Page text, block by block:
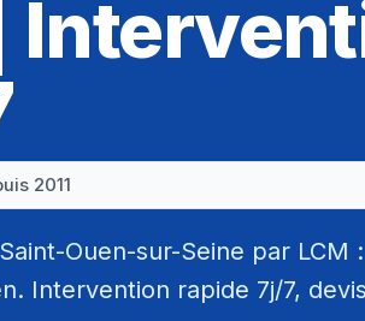
2011
Ouen-sur-Seine par LCM
Intervention rapide 7j/7,